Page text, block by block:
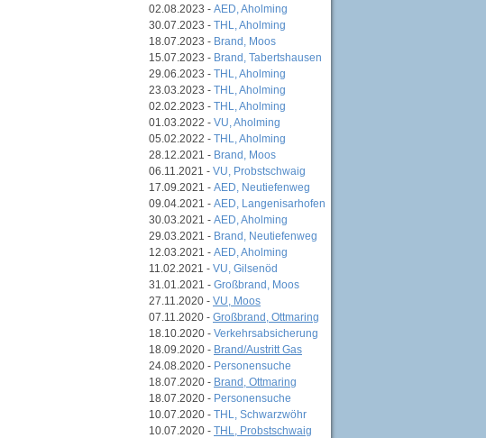
02.08.2023 - AED, Aholming
30.07.2023 - THL, Aholming
18.07.2023 - Brand, Moos
15.07.2023 - Brand, Tabertshausen
29.06.2023 - THL, Aholming
23.03.2023 - THL, Aholming
02.02.2023 - THL, Aholming
01.03.2022 - VU, Aholming
05.02.2022 - THL, Aholming
28.12.2021 - Brand, Moos
06.11.2021 - VU, Probstschwaig
17.09.2021 - AED, Neutiefenweg
09.04.2021 - AED, Langenisarhofen
30.03.2021 - AED, Aholming
29.03.2021 - Brand, Neutiefenweg
12.03.2021 - AED, Aholming
11.02.2021 - VU, Gilsenöd
31.01.2021 - Großbrand, Moos
27.11.2020 - VU, Moos
07.11.2020 - Großbrand, Ottmaring
18.10.2020 - Verkehrsabsicherung
18.09.2020 - Brand/Austritt Gas
24.08.2020 - Personensuche
18.07.2020 - Brand, Ottmaring
18.07.2020 - Personensuche
10.07.2020 - THL, Schwarzwöhr
10.07.2020 - THL, Probstschwaig